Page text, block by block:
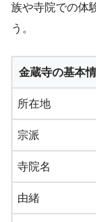
族や寺院での体
う。
金蔵寺の基本
所在地
宗派
寺院名
由緒